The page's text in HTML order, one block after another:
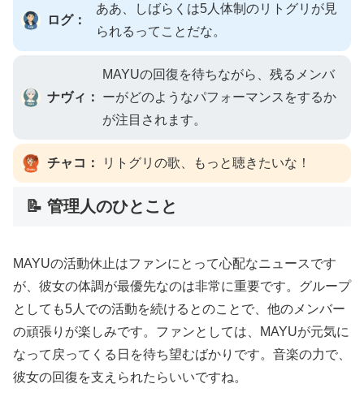
ログ：
ああ、しばらくは5人体制のリトグリが見
られるってことだな。
ナヴィ：
MAYUの回復を待ちながら、残るメンバ
ーがどのようなパフォーマンスをするか
が注目されます。
チャコ： リトグリの歌、もっと聴きたいな！
📝 管理人のひとこと
MAYUの活動休止はファンにとって心配なニュースです
が、彼女の体調が最優先なのは非常に重要です。グループ
としても5人での活動を続けるとのことで、他のメンバー
の頑張りが楽しみです。ファンとしては、MAYUが元気に
なって戻ってくる日を待ち望むばかりです。音楽の力で、
彼女の回復を支えられたらいいですね。